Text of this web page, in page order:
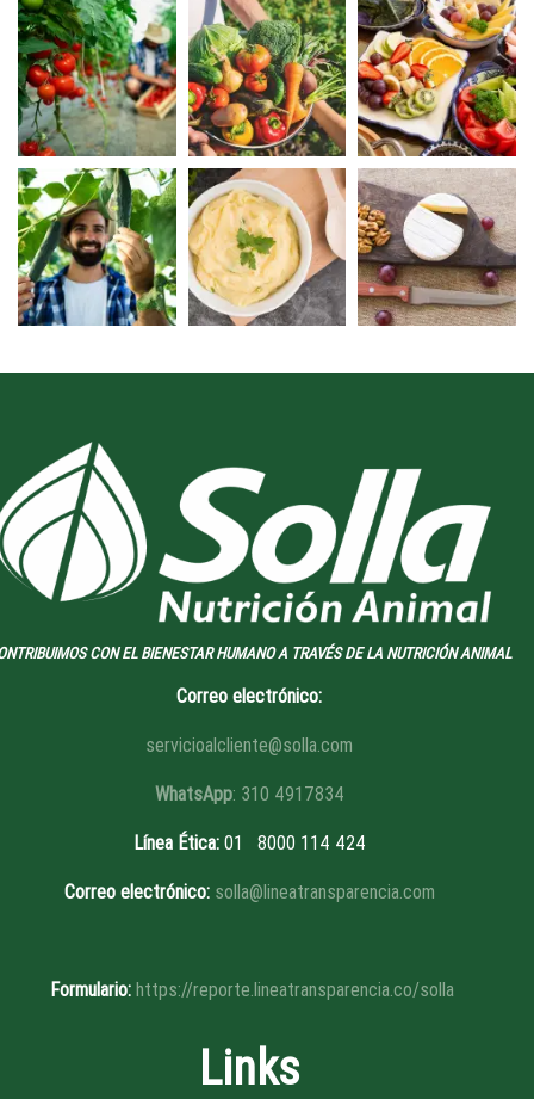
CON EL BIENESTAR HUMANO A TRAVÉS DE LA NUTRICIÓN ANIMAL
Correo electrónico:
servicioalcliente@solla.com
WhatsApp: 310 4917834
Línea Ética:01 8000 114 424
Correo electrónico: solla@lineatransparencia.com
Formulario: https://reporte.lineatransparencia.co/solla
Links